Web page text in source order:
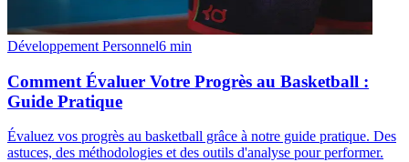
Développement Personnel6 min
Comment Évaluer Votre Progrès au Basketball :
Guide Pratique
Évaluez vos progrès au basketball grâce à notre guide pratique. Des
astuces, des méthodologies et des outils d'analyse pour performer.